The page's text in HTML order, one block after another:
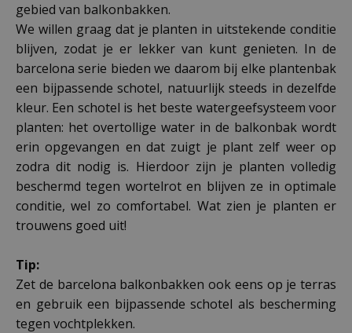
gebied van balkonbakken.
We willen graag dat je planten in uitstekende conditie
blijven, zodat je er lekker van kunt genieten. In de
barcelona serie bieden we daarom bij elke plantenbak
een bijpassende schotel, natuurlijk steeds in dezelfde
kleur. Een schotel is het beste watergeefsysteem voor
planten: het overtollige water in de balkonbak wordt
erin opgevangen en dat zuigt je plant zelf weer op
zodra dit nodig is. Hierdoor zijn je planten volledig
beschermd tegen wortelrot en blijven ze in optimale
conditie, wel zo comfortabel. Wat zien je planten er
trouwens goed uit!
Tip:
Zet de barcelona balkonbakken ook eens op je terras
en gebruik een bijpassende schotel als bescherming
tegen vochtplekken.